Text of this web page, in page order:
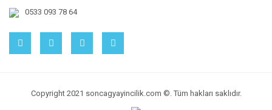
0533 093 78 64
Copyright 2021 soncagyayincilik.com ©. Tüm hakları saklıdır.